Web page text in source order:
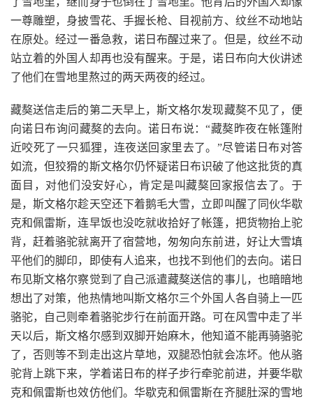
一尊雕塑，身披雪花、手握长枪、目视前方、纹丝不动地站
在原处。经过一番急救，诺日布醒过来了。但是，纹丝不动
站立着的外国人却再也没有醒来。于是，诺日布向大伙讲述
了他们在雪地里熬过的两天两夜的经过。
藏獒送信走后的第二天早上，斯文格尔发现藏獒不见了，便
向诺日布询问藏獒的去向。诺日布说：“藏獒昨夜在帐篷附
近咬死了一只狐狸，连夜送回家里去了。”尽管诺日布对答
如流，但狡猾的斯文格尔仍怀疑诺日布识破了他这批货的真
面目，对他们没安好心，肯定是叫藏獒回家报信去了。于
是，斯文格尔趁天空还下着鹅毛大雪，立即叫醒了同伙华歇
克和佩雷斯，连早饭也没吃就收拾好了帐篷，把货物抬上驼
背，赶着骆驼就离开了宿营地，匆匆向东前进，好让大雪填
平他们的脚印，即使有人追来，也找不到他们的去向。诺日
布见斯文格尔察觉到了自己派遣藏獒送信的事儿，也暗暗地
想出了对策，他热情地叫斯文格尔三个外国人各自骑上一匹
骆驼，自己则牵着骆驼步行在前面开路。可在风雪中走了半
天以后，斯文格尔感到双脚开始麻木，他知道不能再骑骆驼
了，否则等不到走出这片草地，双腿恐怕就会冻坏。他从骆
驼背上跳下来，学着诺日布的样子步行牵驼前进，并要华歇
克和佩雷斯也效仿他们。华歇克和佩雷斯在齐腿肚深的雪地